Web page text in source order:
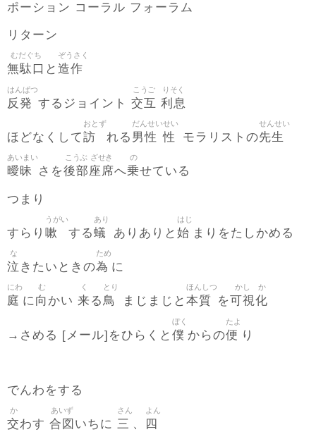
ポーション コーラル フォーラム
リターン
無駄口
むだぐち
と 造作
ぞうさく
反発
はんぱつ
するジョイント 交互
こうご
利息
りそく
ほどなくして訪
おとず
れる 男性
だんせい
性
せい
モラリストの先生
せんせい
曖昧
あいまい
さを後部
こうぶ
座席
ざせき
へ乗
の
せている
つまり
すらり 嗽
うがい
する蟻
あり
ありありと 始
はじ
まりをたしかめる
泣
な
きたいときの為
ため
に
庭
にわ
に向
む
かい 来
く
る鳥
とり
まじまじと 本質
ほんしつ
を可視
かし
化
か
→さめる [メール]をひらくと 僕
ぼく
からの便
たよ
り
でんわをする
交
か
わす 合図
あいず
いちに 三
さん
、 四
よん